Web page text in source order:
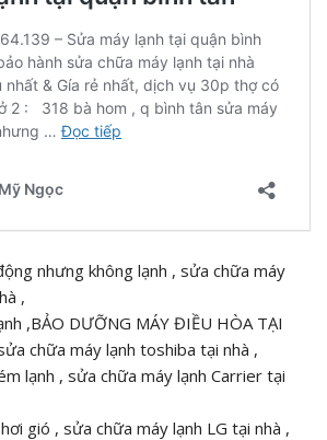
nhưng không lạnh , sửa chữa máy
,
,BẢO DƯỠNG MÁY ĐIỀU HÒA TẠI
chữa máy lạnh toshiba tại nhà ,
lạnh , sửa chữa máy lạnh Carrier tại
gió , sửa chữa máy lạnh LG tại nhà ,